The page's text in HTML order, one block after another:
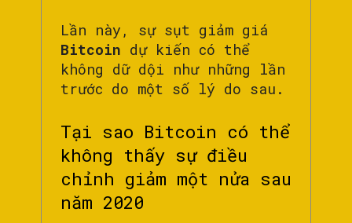
Lần này, sự sụt giảm giá
Bitcoin dự kiến ​​có thể
không dữ dội như những lần
trước do một số lý do sau.
Tại sao Bitcoin có thể
không thấy sự điều
chỉnh giảm một nửa sau
năm 2020